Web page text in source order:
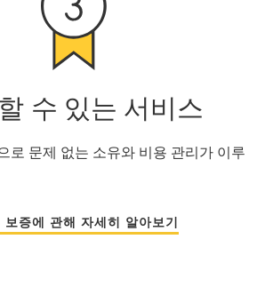
수 있는 서비스
로 문제 없는 소유와 비용 관리가 이루
보증에 관해 자세히 알아보기